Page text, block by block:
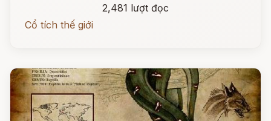
2,481 lượt đọc
Cổ tích thế giới